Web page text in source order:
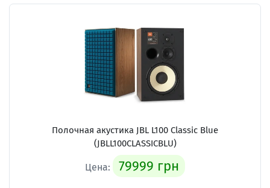
Полочная акустика JBL L100 Classic Blue
(JBLL100CLASSICBLU)
Цена: 79999 грн